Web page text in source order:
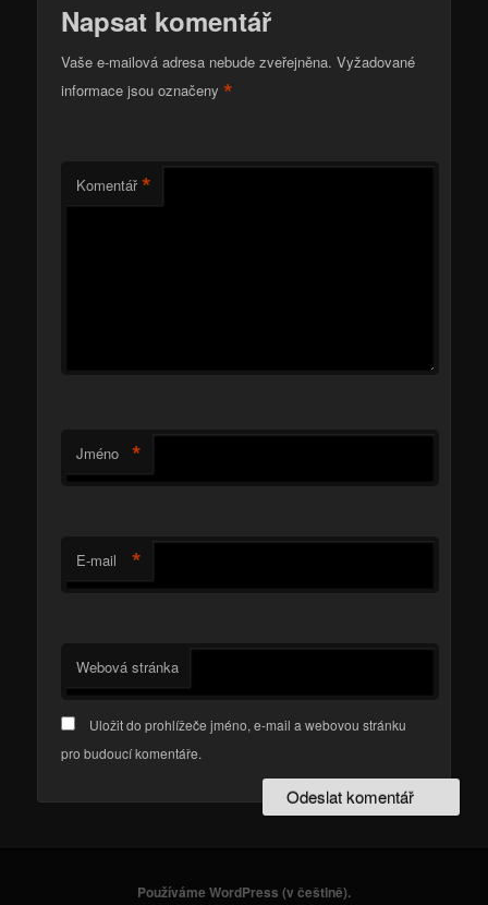
Napsat komentář
Vaše e-mailová adresa nebude zveřejněna. Vyžadované
informace jsou označeny*
Komentář *
Jméno *
E-mail *
Webová stránka
Uložit do prohlížeče jméno, e-mail a webovou stránku
pro budoucí komentáře.
Používáme WordPress (v češtině).